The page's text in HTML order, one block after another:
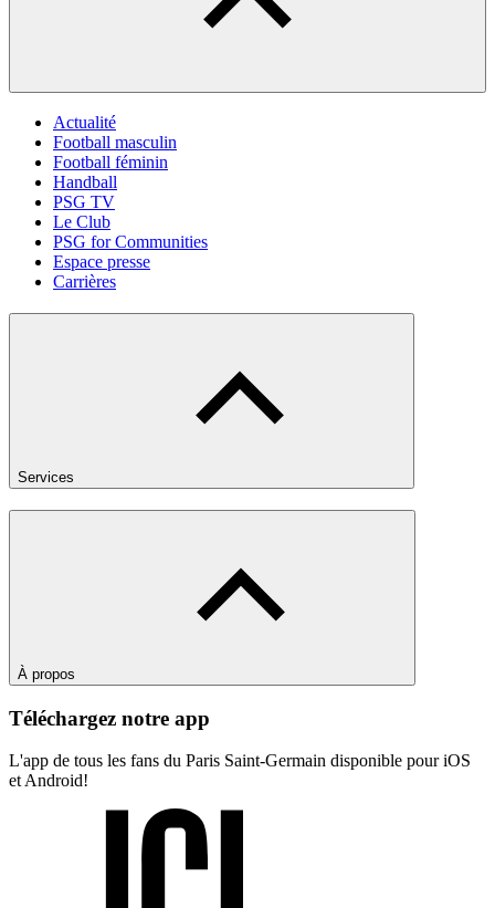
Actualité
Football masculin
Football féminin
Handball
PSG TV
Le Club
PSG for Communities
Espace presse
Carrières
Services
À propos
Téléchargez notre app
L'app de tous les fans du Paris Saint-Germain disponible pour iOS
et Android!